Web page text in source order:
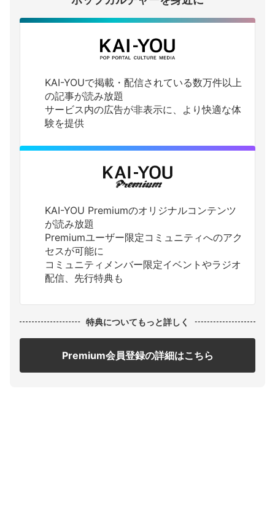
KAI-YOUで掲載・配信されている数万件以上
の記事が読み放題
サービス内の広告が非表示に、より快適な体
験を提供
KAI-YOU Premiumのオリジナルコンテンツ
が読み放題
Premiumユーザー限定コミュニティへのアク
セスが可能に
コミュニティメンバー限定イベントやラジオ
配信、先行特典も
特典についてもっと詳しく
Premium会員登録の詳細はこちら